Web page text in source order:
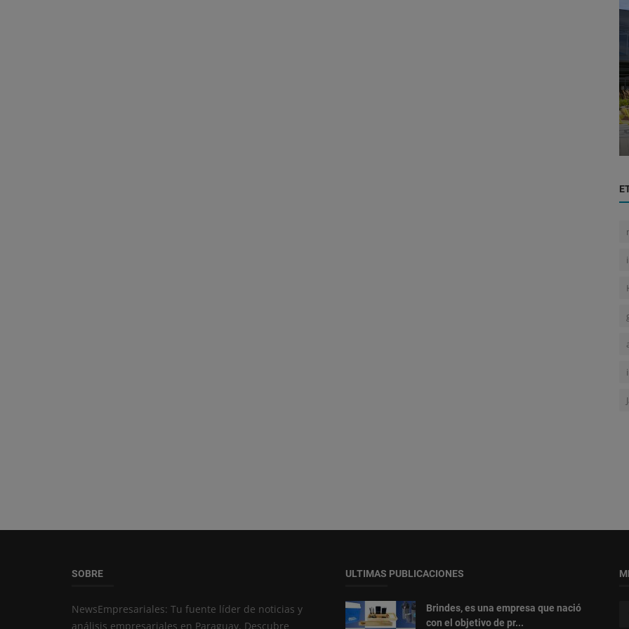
SOBRE
NewsEmpresariales: Tu fuente líder de noticias y
análisis empresariales en Paraguay. Descubre
ULTIMAS PUBLICACIONES
Brindes, es una empresa que nació
con el objetivo de pr...